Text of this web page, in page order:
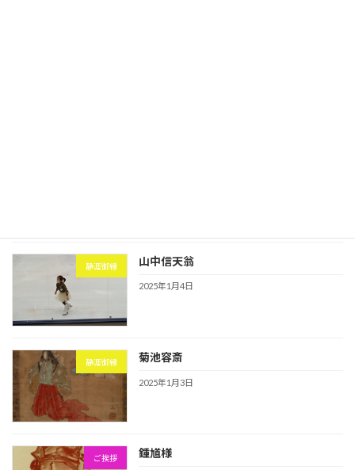
静涯御縁 山中信天翁
2025年1月4日
静涯御縁 菊池容斎
2025年1月3日
ご挨拶 鍾馗様